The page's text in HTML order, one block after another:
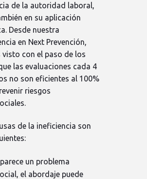
de la autoridad laboral,
en su aplicación
Desde nuestra
en Next Prevención,
visto con el paso de los
las evaluaciones cada 4
no son eficientes al 100%
riesgos
de la ineficiencia son
un problema
el abordaje puede